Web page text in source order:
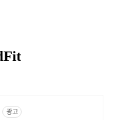
광고